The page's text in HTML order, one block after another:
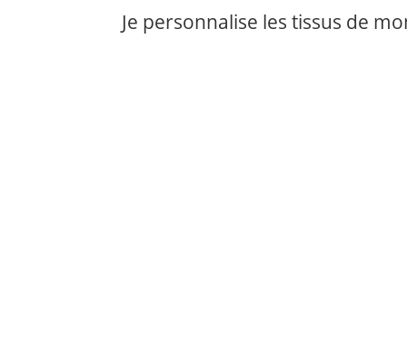
Je personnalise les tissus de